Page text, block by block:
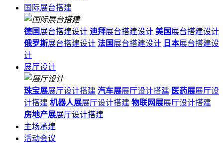
国际展台搭建
德国 展台搭建设计 迪拜展台搭建设计 美国 展台搭建设计
俄罗斯展台搭建设计 法国 展台搭建设计 日本展台搭建设
计
展厅设计
珠宝展展厅设计搭建 汽车展展厅设计搭建 医药展展厅设
计搭建 机器人展展厅设计搭建 物联网展展厅设计搭建
房地产展展厅设计搭建
主场承建
活动会议